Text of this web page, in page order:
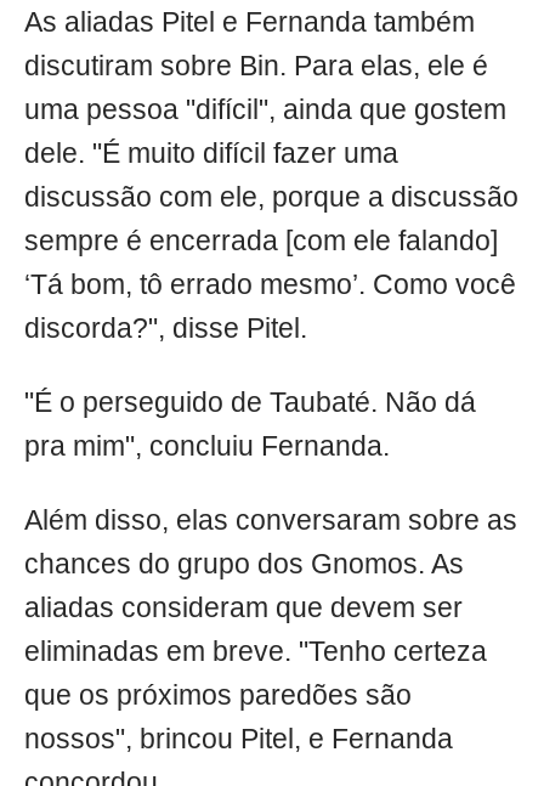
As aliadas Pitel e Fernanda também
discutiram sobre Bin. Para elas, ele é
uma pessoa "difícil", ainda que gostem
dele. "É muito difícil fazer uma
discussão com ele, porque a discussão
sempre é encerrada [com ele falando]
‘Tá bom, tô errado mesmo’. Como você
discorda?", disse Pitel.
"É o perseguido de Taubaté. Não dá
pra mim", concluiu Fernanda.
Além disso, elas conversaram sobre as
chances do grupo dos Gnomos. As
aliadas consideram que devem ser
eliminadas em breve. "Tenho certeza
que os próximos paredões são
nossos", brincou Pitel, e Fernanda